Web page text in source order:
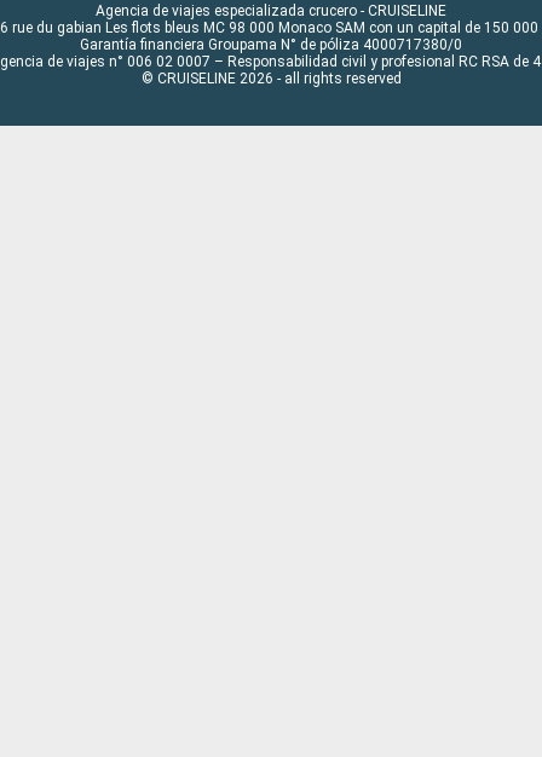
Agencia de viajes especializada crucero - CRUISELINE
rue du gabian Les flots bleus MC 98 000 Monaco SAM con un capital de 150 000
Garantía financiera Groupama N° de póliza 4000717380/0
de viajes n° 006 02 0007 – Responsabilidad civil y profesional RC RSA de
© CRUISELINE 2026 - all rights reserved